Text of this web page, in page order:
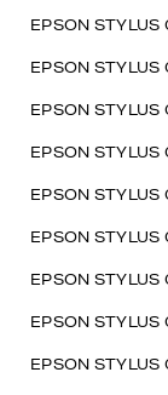
EPSON STYLUS
EPSON STYLUS
EPSON STYLUS
EPSON STYLUS
EPSON STYLUS
EPSON STYLUS
EPSON STYLUS
EPSON STYLUS
EPSON STYLUS